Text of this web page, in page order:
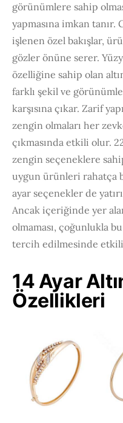
görünümlere sahip
yapmasına imkan tanır.
işlenen özel bakışlar,
gözler önüne serer.
özelliğine sahip olan
farklı şekil ve
karşısına çıkar. Zarif
zengin olmaları her
çıkmasında etkili olur.
zengin seçeneklere
uygun ürünleri rahatça
ayar seçenekler de
Ancak içeriğinde yer
olmaması, çoğunlukla
tercih edilmesinde
14 Ayar
Özellikleri